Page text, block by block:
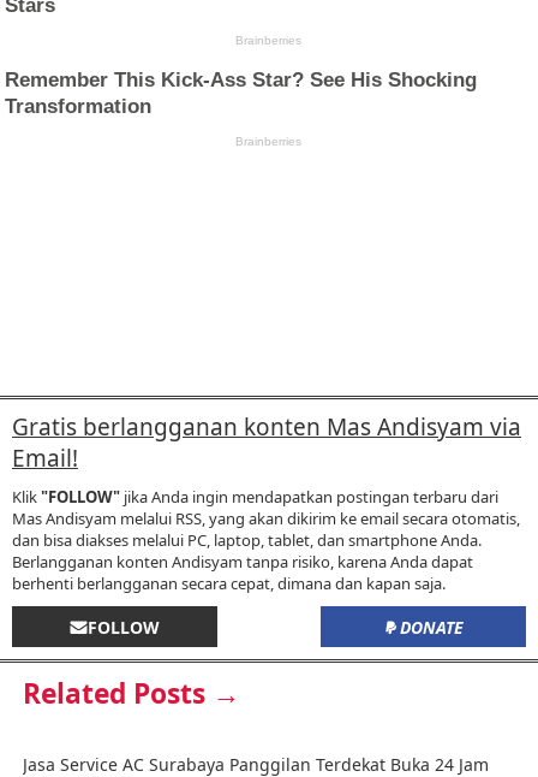
Gratis berlangganan konten Mas Andisyam via
Email!
Klik"FOLLOW" jika Anda ingin mendapatkan postingan terbaru dari
Mas Andisyam melalui RSS, yang akan dikirim ke email secara otomatis,
dan bisa diakses melalui PC, laptop, tablet, dan smartphone Anda.
Berlangganan konten Andisyam tanpa risiko, karena Anda dapat
berhenti berlangganan secara cepat, dimana dan kapan saja.
FOLLOW DONATE
Related Posts →